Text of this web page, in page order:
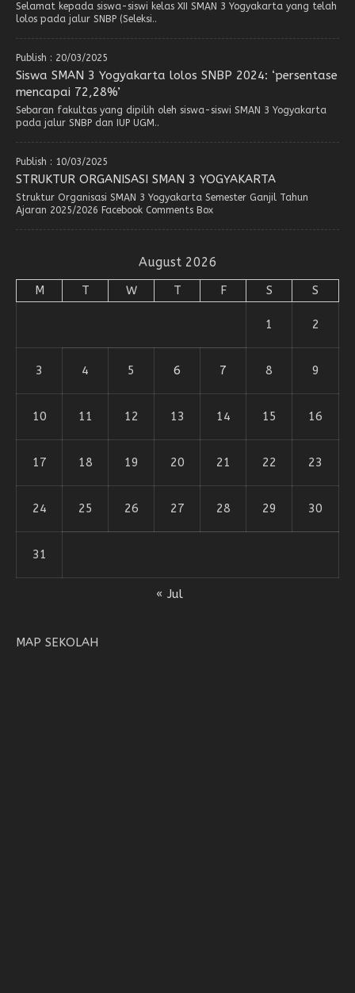
Selamat kepada siswa-siswi kelas XII SMAN 3 Yogyakarta yang telah
lolos pada jalur SNBP (Seleksi..
Publish : 20/03/2025
Siswa SMAN 3 Yogyakarta lolos SNBP 2024: ‘persentase
mencapai 72,28%’
Sebaran fakultas yang dipilih oleh siswa-siswi SMAN 3 Yogyakarta
pada jalur SNBP dan IUP UGM..
Publish : 10/03/2025
STRUKTUR ORGANISASI SMAN 3 YOGYAKARTA
Struktur Organisasi SMAN 3 Yogyakarta Semester Ganjil Tahun
Ajaran 2025/2026 Facebook Comments Box
August 2026
M T W T F S S
1 2
3 4 5 6 7 8 9
10 11 12 13 14 15 16
17 18 19 20 21 22 23
24 25 26 27 28 29 30
31
« Jul
MAP SEKOLAH